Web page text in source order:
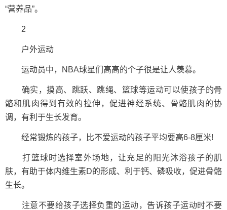
“营养品”。
2
户外运动
运动员中，NBA球星们高高的个子很是让人羡慕。
确实，摸高、跳跃、跳绳、篮球等运动可以使孩子的骨
骼和肌肉得到有效的拉伸，促进神经系统、骨骼肌肉的协
调，有利于生长发育。
经常锻炼的孩子，比不爱运动的孩子平均要高6-8厘米!
打篮球时选择室外场地，让充足的阳光沐浴孩子的肌
肤，有助于体内维生素D的形成、利于钙、磷吸收，促进骨骼
生长。
注意不要给孩子选择负重的运动，告诉孩子运动时不要